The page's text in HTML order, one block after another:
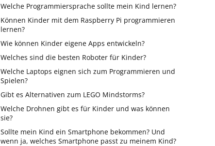
Welche Programmiersprache sollte mein Kind lernen?
Können Kinder mit dem Raspberry Pi programmieren
lernen?
Wie können Kinder eigene Apps entwickeln?
Welches sind die besten Roboter für Kinder?
Welche Laptops eignen sich zum Programmieren und
Spielen?
Gibt es Alternativen zum LEGO Mindstorms?
Welche Drohnen gibt es für Kinder und was können
sie?
Sollte mein Kind ein Smartphone bekommen? Und
wenn ja, welches Smartphone passt zu meinem Kind?